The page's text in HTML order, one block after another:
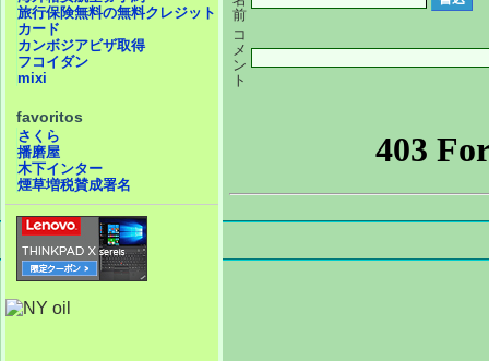
前
コ
メ
ン
ト
旅行保険無料の無料クレジット
カード
カンボジアビザ取得
フコイダン
mixi
favoritos
さくら
播磨屋
木下インター
煙草増税賛成署名